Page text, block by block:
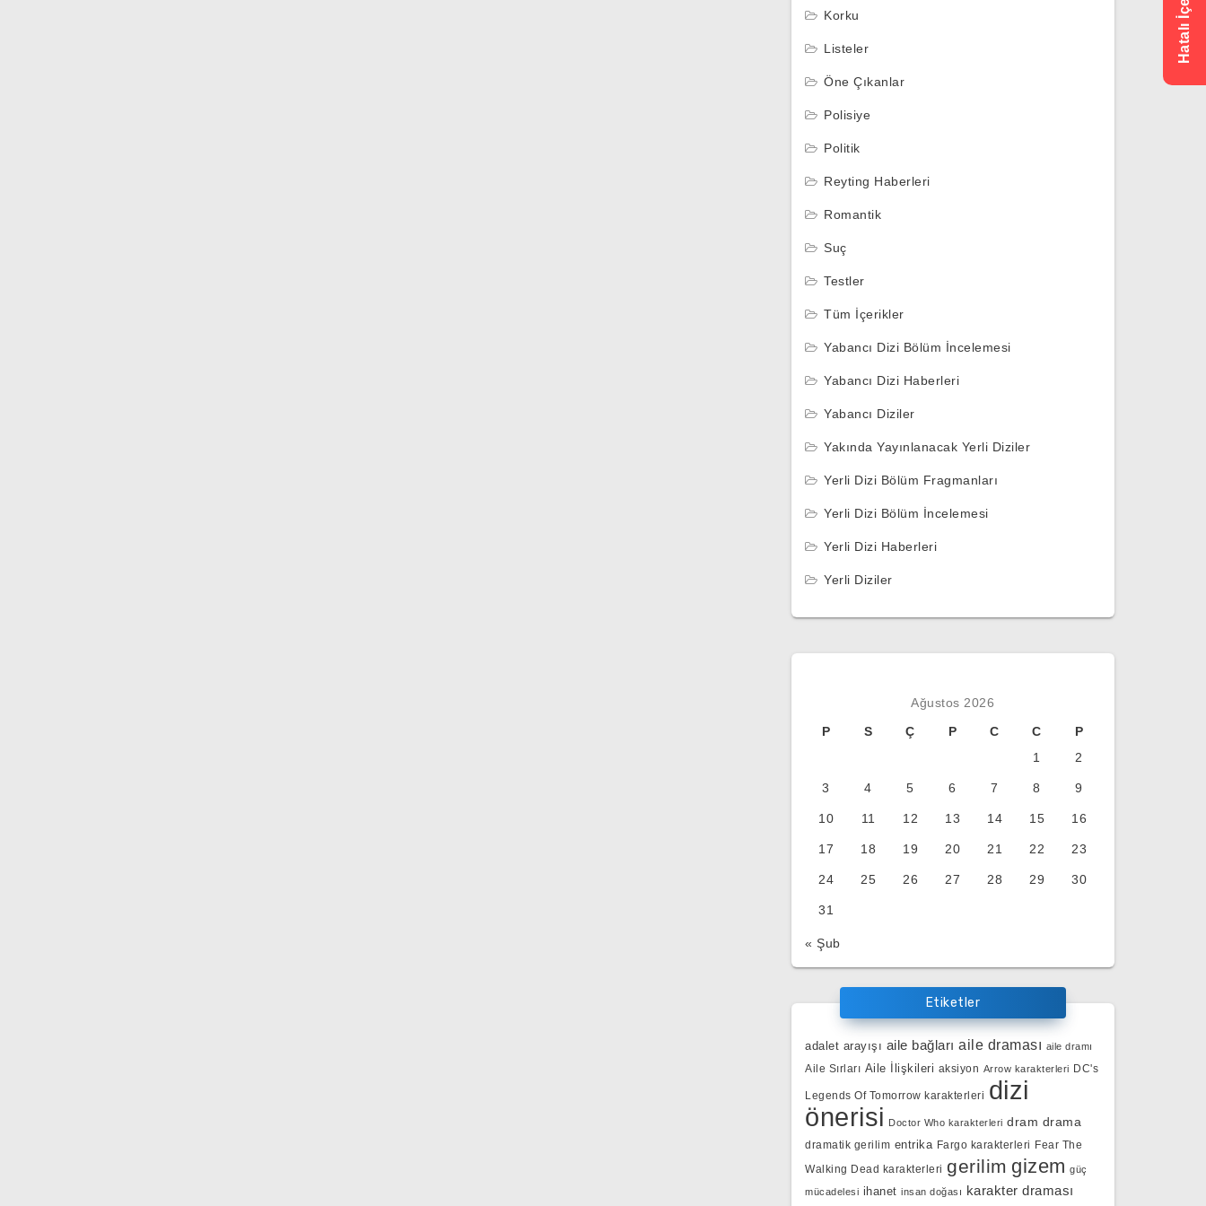
Korku
Listeler
Öne Çıkanlar
Polisiye
Politik
Reyting Haberleri
Romantik
Suç
Testler
Tüm İçerikler
Yabancı Dizi Bölüm İncelemesi
Yabancı Dizi Haberleri
Yabancı Diziler
Yakında Yayınlanacak Yerli Diziler
Yerli Dizi Bölüm Fragmanları
Yerli Dizi Bölüm İncelemesi
Yerli Dizi Haberleri
Yerli Diziler
Ağustos 2026
P
S Ç P C C
P
1
2
3 4 5 6 7 8 9
10 11 12 13 14 15 16
17 18 19 20 21 22 23
24 25 26 27 28 29 30
31
« Şub
Etiketler
adalet arayışı aile bağları aile draması aile dramı
Aile Sırları Aile İlişkileri aksiyon Arrow karakterleri DC's
Legends Of Tomorrow karakterleri dizi
önerisi Doctor Who karakterleri dram drama
dramatik gerilim entrika Fargo karakterleri Fear The
Walking Dead karakterleri gerilim gizem güç
mücadelesi ihanet insan doğası karakter draması